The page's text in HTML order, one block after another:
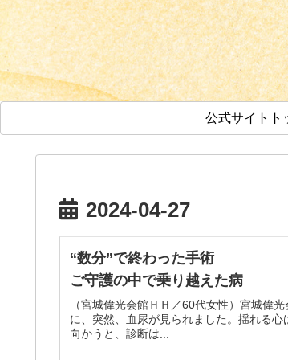
公式サイトト
2024-04-27
“数分”で終わった手術
ご守護の中で乗り越えた病
（宮城偉光会館ＨＨ／60代女性）宮城偉
に、突然、血尿が見られました。揺れる
向かうと、診断は...